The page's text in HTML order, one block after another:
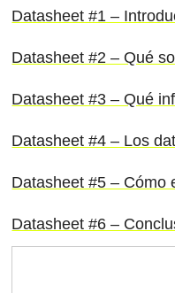
Datasheet #1 –
Datasheet #2 – Qué
Datasheet #3 – Qué
Datasheet #4 – Los
Datasheet #5 – Cómo
Datasheet #6 –